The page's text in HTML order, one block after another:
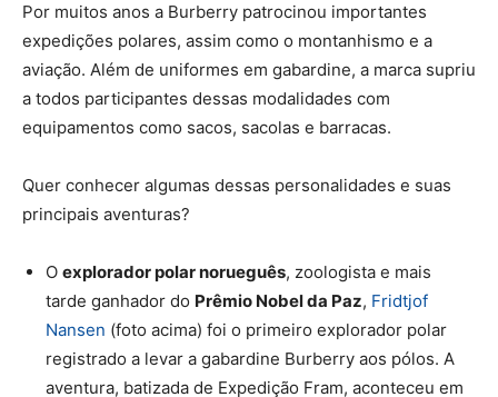
Por muitos anos a Burberry patrocinou importantes
expedições polares, assim como o montanhismo e a
aviação. Além de uniformes em gabardine, a marca supriu
a todos participantes dessas modalidades com
equipamentos como sacos, sacolas e barracas.
Quer conhecer algumas dessas personalidades e suas
principais aventuras?
O explorador polar norueguês, zoologista e mais
tarde ganhador do Prêmio Nobel da Paz, Fridtjof
Nansen (foto acima) foi o primeiro explorador polar
registrado a levar a gabardine Burberry aos pólos. A
aventura, batizada de Expedição Fram, aconteceu em